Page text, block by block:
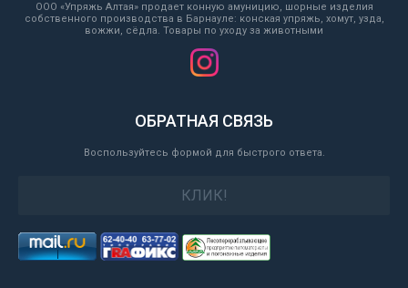
ООО «Упряжь Алтая» продает конную амуницию, шорные изделия
собственного производства в Барнауле: конская упряжь, хомут, узда,
вожжи, сёдла. Товары по уходу за животными
ОБРАТНАЯ СВЯЗЬ
Воспользуйтесь формой для быстрого ответа.
КЛИК!